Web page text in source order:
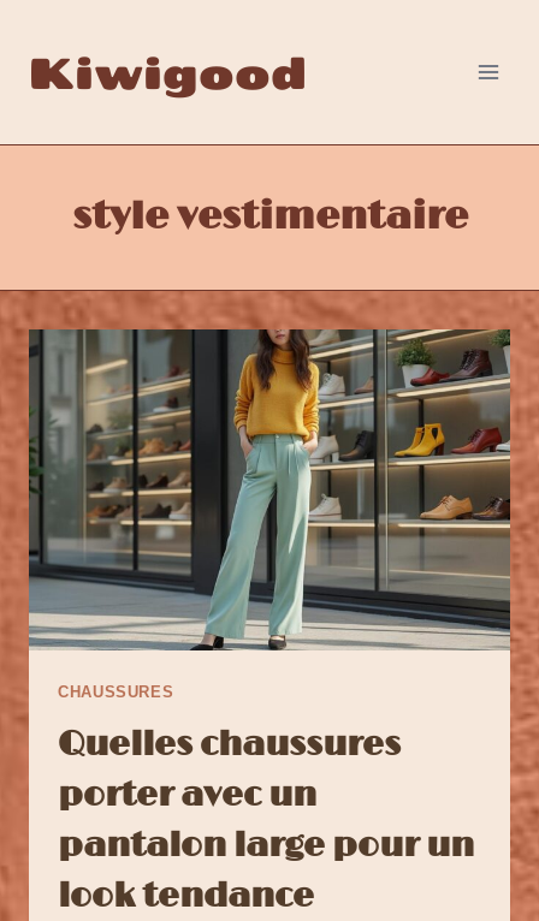
contenu
Kiwigood
style vestimentaire
CHAUSSURES
Quelles chaussures
porter avec un
pantalon large pour un
look tendance